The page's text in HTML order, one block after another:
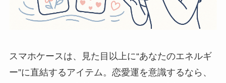
スマホケースは、見た目以上に“あなたのエネルギ
ー”に直結するアイテム。恋愛運を意識するなら、